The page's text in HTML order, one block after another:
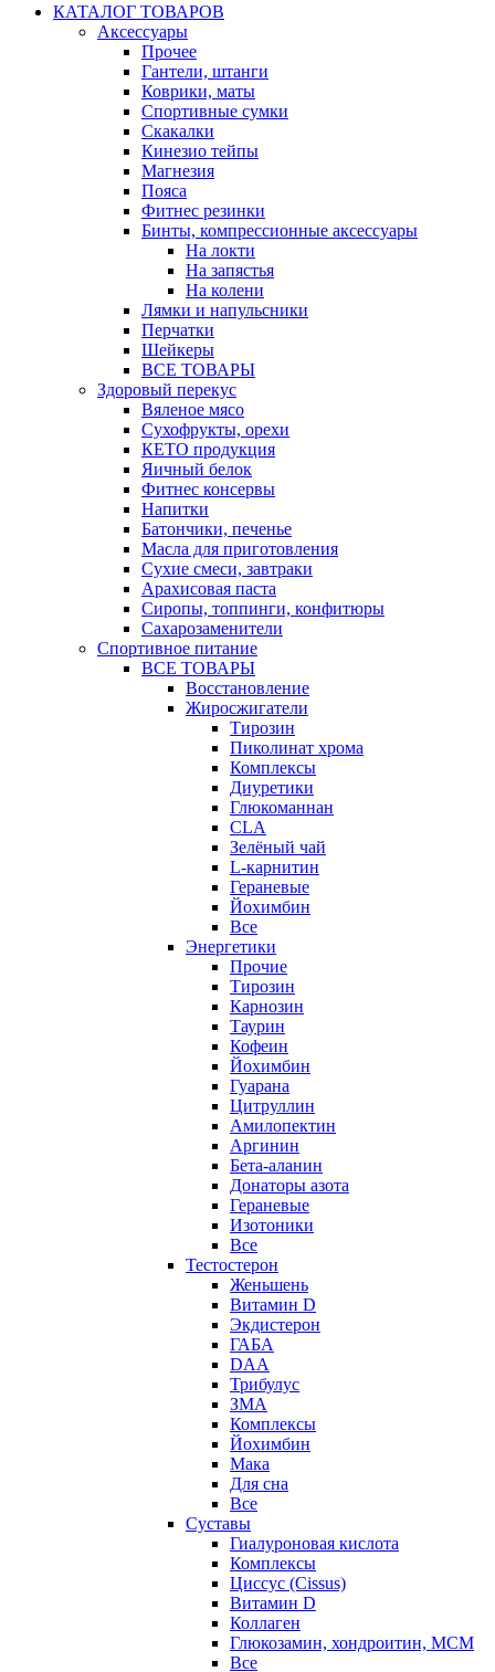
КАТАЛОГ ТОВАРОВ
Аксессуары
Прочее
Гантели, штанги
Коврики, маты
Спортивные сумки
Скакалки
Кинезио тейпы
Магнезия
Пояса
Фитнес резинки
Бинты, компрессионные аксессуары
На локти
На запястья
На колени
Лямки и напульсники
Перчатки
Шейкеры
ВСЕ ТОВАРЫ
Здоровый перекус
Вяленое мясо
Сухофрукты, орехи
КЕТО продукция
Яичный белок
Фитнес консервы
Напитки
Батончики, печенье
Масла для приготовления
Сухие смеси, завтраки
Арахисовая паста
Сиропы, топпинги, конфитюры
Сахарозаменители
Спортивное питание
ВСЕ ТОВАРЫ
Восстановление
Жиросжигатели
Тирозин
Пиколинат хрома
Комплексы
Диуретики
Глюкоманнан
CLA
Зелёный чай
L-карнитин
Гераневые
Йохимбин
Все
Энергетики
Прочие
Тирозин
Карнозин
Таурин
Кофеин
Йохимбин
Гуарана
Цитруллин
Амилопектин
Аргинин
Бета-аланин
Донаторы азота
Гераневые
Изотоники
Все
Тестостерон
Женьшень
Витамин D
Экдистерон
ГАБА
DAA
Трибулус
ЗМА
Комплексы
Йохимбин
Мака
Для сна
Все
Суставы
Гиалуроновая кислота
Комплексы
Циссус (Cissus)
Витамин D
Коллаген
Глюкозамин, хондроитин, МСМ
Все